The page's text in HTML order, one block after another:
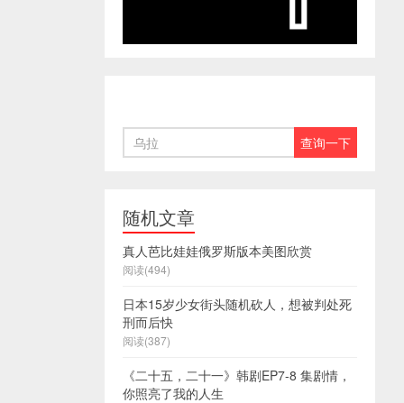
随机文章
真人芭比娃娃俄罗斯版本美图欣赏
阅读(494)
日本15岁少女街头随机砍人，想被判处死
刑而后快
阅读(387)
《二十五，二十一》韩剧EP7-8 集剧情，
你照亮了我的人生